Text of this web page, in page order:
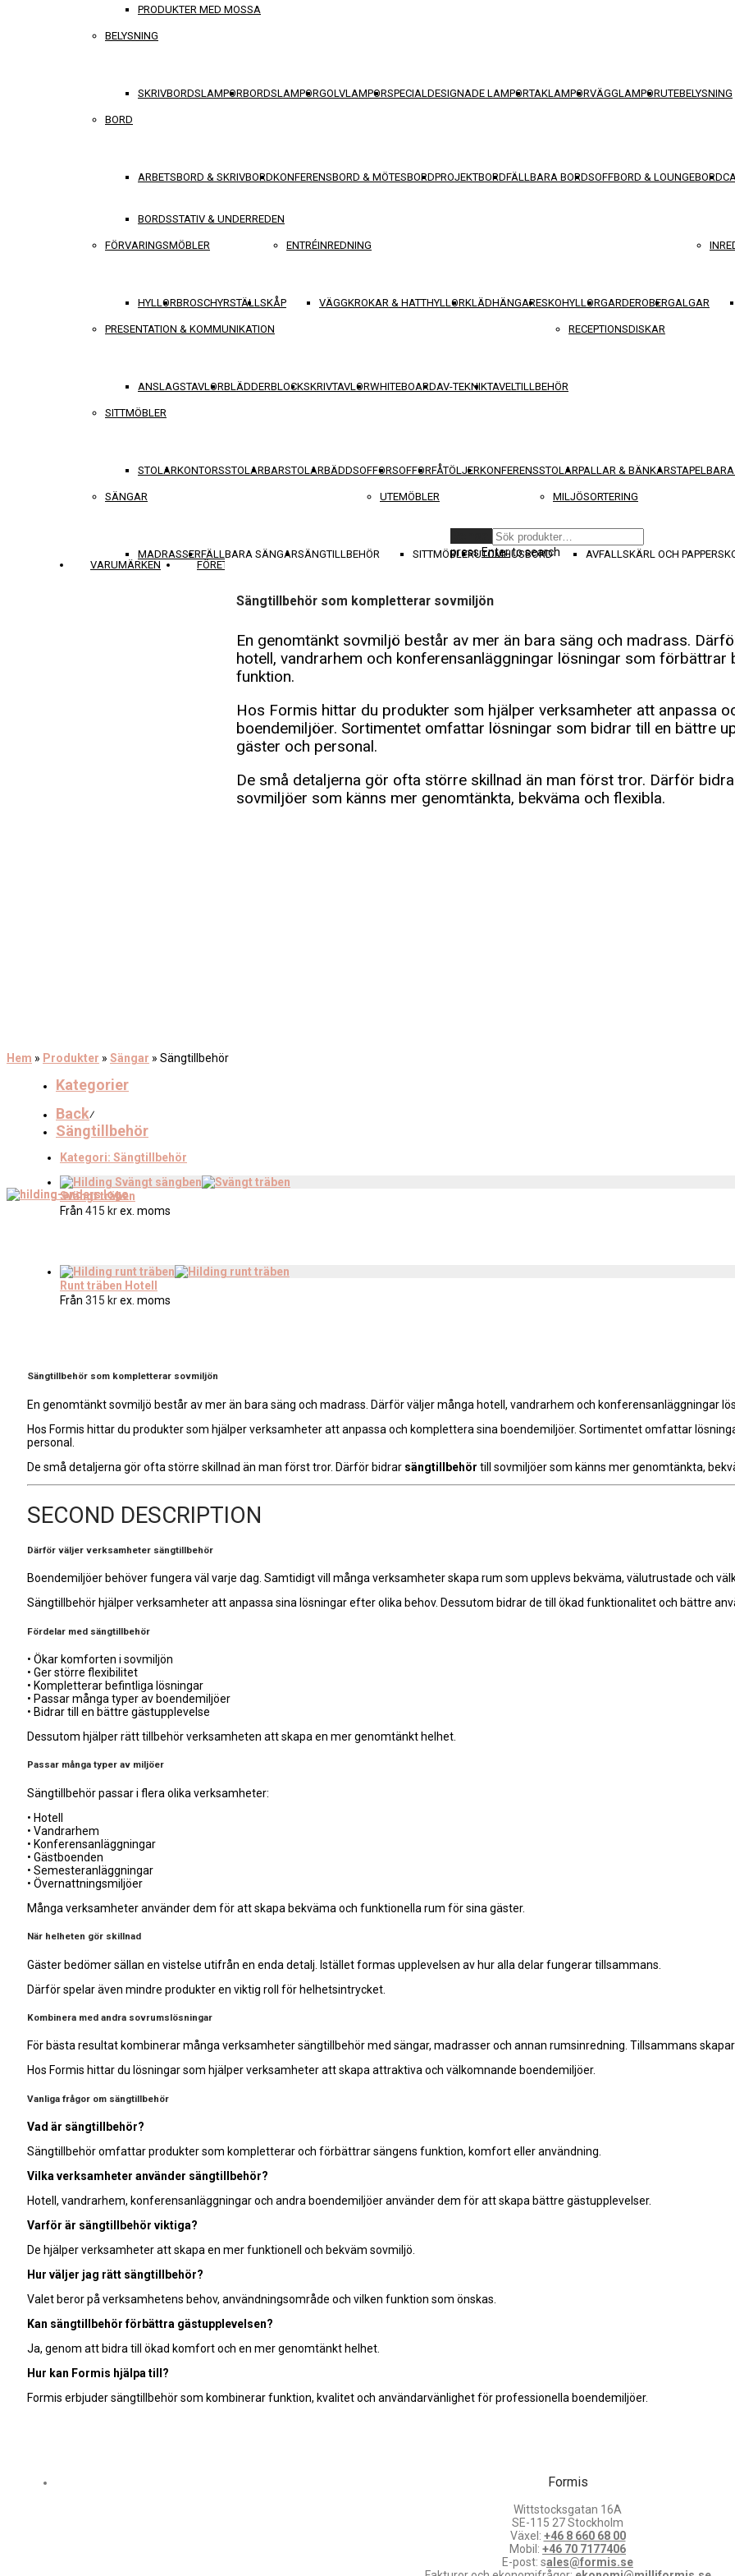
PRODUKTER MED MOSSA
BELYSNING
SKRIVBORDSLAMPORBORDSLAMPORGOLVLAMPORSPECIALDESIGNADE LAMPORTAKLAMPORVÄGGLAMPORUTEBELYSNING
BORD
ARBETSBORD & SKRIVBORDKONFERENSBORD & MÖTESBORDPROJEKTBORDFÄLLBARA BORDSOFFBORD & LOUNGEBORD
BORDSSTATIV & UNDERREDEN
FÖRVARINGSMÖBLER
HYLLORBROSCHYRSTÄLLSKÅP
ENTRÉINREDNING
VÄGGKROKAR & HATTHYLLORKLÄDHÄNGARESKOHYLLORGARDEROBERGALGAR
PRESENTATION & KOMMUNIKATION
ANSLAGSTAVLORBLÄDDERBLOCKSKRIVTAVLORWHITEBOARDAV-TEKNIKTAVELTILLBEHÖR
RECEPTIONSDISKAR
SITTMÖBLER
STOLARKONTORSSTOLARBARSTOLARBÄDDSOFFORSOFFORFÅTÖLJERKONFERENSSTOLARPALLAR & BÄNKAR
SÄNGAR
MADRASSERFÄLLBARA SÄNGARSÄNGTILLBEHÖR
UTEMÖBLER
SITTMÖBLERUTOMHUSBORD
MILJÖSORTERING
AVFALLSKÄRL OCH
VARUMÄRKEN FÖRETAGET
pressEnterto search
Sängtillbehör som kompletterar sovmiljön
En genomtänkt sovmiljö består av mer än bara säng och madrass.
hotell, vandrarhem och konferensanläggningar lösningar som förbättrar
funktion.
Hos Formis hittar du produkter som hjälper verksamheter att anpassa
boendemiljöer. Sortimentet omfattar lösningar som bidrar till en bättre
gäster och personal.
De små detaljerna gör ofta större skillnad än man först tror. Därför
sovmiljöer som känns mer genomtänkta, bekväma och flexibla.
Hem » Produkter » Sängar » Sängtillbehör
Kategorier
Back⁄
Sängtillbehör
Kategori: Sängtillbehör
Svängt träben
Från 415 krex. moms
Runt träben Hotell
Från 315 krex. moms
Sängtillbehör som kompletterar sovmiljön
En genomtänkt sovmiljö består av mer än bara säng och madrass. Därför väljer många hotell, vandrarhem och konferensanläggningar
Hos Formis hittar du produkter som hjälper verksamheter att anpassa och komplettera sina boendemiljöer. Sortimentet omfattar
personal.
De små detaljerna gör ofta större skillnad än man först tror. Därför bidrar sängtillbehör till sovmiljöer som känns mer genomtänkta,
SECOND DESCRIPTION
Därför väljer verksamheter sängtillbehör
Boendemiljöer behöver fungera väl varje dag. Samtidigt vill många verksamheter skapa rum som upplevs bekväma, välutrustade och
Sängtillbehör hjälper verksamheter att anpassa sina lösningar efter olika behov. Dessutom bidrar de till ökad funktionalitet och bättre
Fördelar med sängtillbehör
• Ökar komforten i sovmiljön
• Ger större flexibilitet
• Kompletterar befintliga lösningar
• Passar många typer av boendemiljöer
• Bidrar till en bättre gästupplevelse
Dessutom hjälper rätt tillbehör verksamheten att skapa en mer genomtänkt helhet.
Passar många typer av miljöer
Sängtillbehör passar i flera olika verksamheter:
• Hotell
• Vandrarhem
• Konferensanläggningar
• Gästboenden
• Semesteranläggningar
• Övernattningsmiljöer
Många verksamheter använder dem för att skapa bekväma och funktionella rum för sina gäster.
När helheten gör skillnad
Gäster bedömer sällan en vistelse utifrån en enda detalj. Istället formas upplevelsen av hur alla delar fungerar tillsammans.
Därför spelar även mindre produkter en viktig roll för helhetsintrycket.
Kombinera med andra sovrumslösningar
För bästa resultat kombinerar många verksamheter sängtillbehör med sängar, madrasser och annan rumsinredning. Tillsammans
Hos Formis hittar du lösningar som hjälper verksamheter att skapa attraktiva och välkomnande boendemiljöer.
Vanliga frågor om sängtillbehör
Vad är sängtillbehör?
Sängtillbehör omfattar produkter som kompletterar och förbättrar sängens funktion, komfort eller användning.
Vilka verksamheter använder sängtillbehör?
Hotell, vandrarhem, konferensanläggningar och andra boendemiljöer använder dem för att skapa bättre gästupplevelser.
Varför är sängtillbehör viktiga?
De hjälper verksamheter att skapa en mer funktionell och bekväm sovmiljö.
Hur väljer jag rätt sängtillbehör?
Valet beror på verksamhetens behov, användningsområde och vilken funktion som önskas.
Kan sängtillbehör förbättra gästupplevelsen?
Ja, genom att bidra till ökad komfort och en mer genomtänkt helhet.
Hur kan Formis hjälpa till?
Formis erbjuder sängtillbehör som kombinerar funktion, kvalitet och användarvänlighet för professionella boendemiljöer.
Formis
Wittstocksgatan 16A
SE-115 27 Stockholm
Växel: +46 8 660 68 00
Mobil: +46 70 7177406
E-post: sales@formis.se